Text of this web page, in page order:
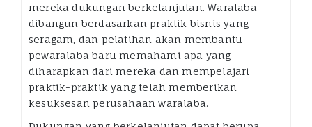
mereka dukungan berkelanjutan. Waralaba
dibangun berdasarkan praktik bisnis yang
seragam, dan pelatihan akan membantu
pewaralaba baru memahami apa yang
diharapkan dari mereka dan mempelajari
praktik-praktik yang telah memberikan
kesuksesan perusahaan waralaba.